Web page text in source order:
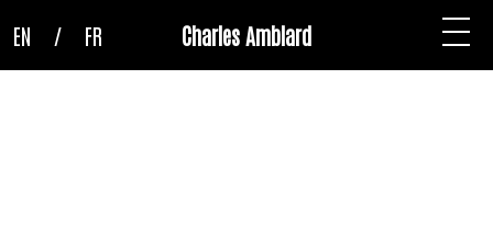
Charles Amblard
EN / FR